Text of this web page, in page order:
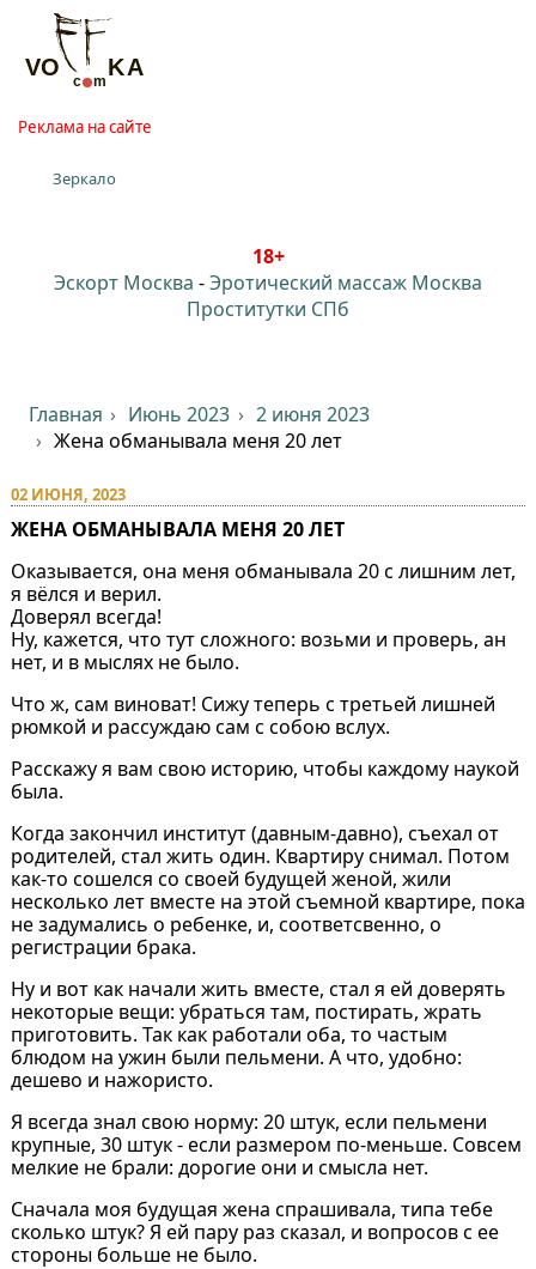
Реклама на сайте
Зеркало
18+
Эскорт Москва -Эротический массаж Москва
Проститутки СПб
Главная Июнь 2023
2 июня 2023
Жена обманывала меня 20 лет
02 ИЮНЯ, 2023
ЖЕНА ОБМАНЫВАЛА МЕНЯ 20 ЛЕТ
Оказывается, она меня обманывала 20 с лишним лет,
я вёлся и верил.
Доверял всегда!
Ну, кажется, что тут сложного: возьми и проверь, ан
нет, и в мыслях не было.
Что ж, сам виноват! Сижу теперь с третьей лишней
рюмкой и рассуждаю сам с собою вслух.
Расскажу я вам свою историю, чтобы каждому наукой
была.
Когда закончил институт (давным-давно), съехал от
родителей, стал жить один. Квартиру снимал. Потом
как-то сошелся со своей будущей женой, жили
несколько лет вместе на этой съемной квартире, пока
не задумались о ребенке, и, соответсвенно, о
регистрации брака.
Ну и вот как начали жить вместе, стал я ей доверять
некоторые вещи: убраться там, постирать, жрать
приготовить. Так как работали оба, то частым
блюдом на ужин были пельмени. А что, удобно:
дешево и нажористо.
Я всегда знал свою норму: 20 штук, если пельмени
крупные, 30 штук - если размером по-меньше. Совсем
мелкие не брали: дорогие они и смысла нет.
Сначала моя будущая жена спрашивала, типа тебе
сколько штук? Я ей пару раз сказал, и вопросов с ее
стороны больше не было.